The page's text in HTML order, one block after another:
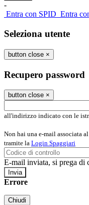
-
Entra con SPID Entra
Seleziona utente
button close ×
Recupero password
button close ×
all'indirizzo indicato con le
Non hai una e-mail associata
tramite la Login Spaggiari
E-mail inviata, si prega di
Errore
Chiudi